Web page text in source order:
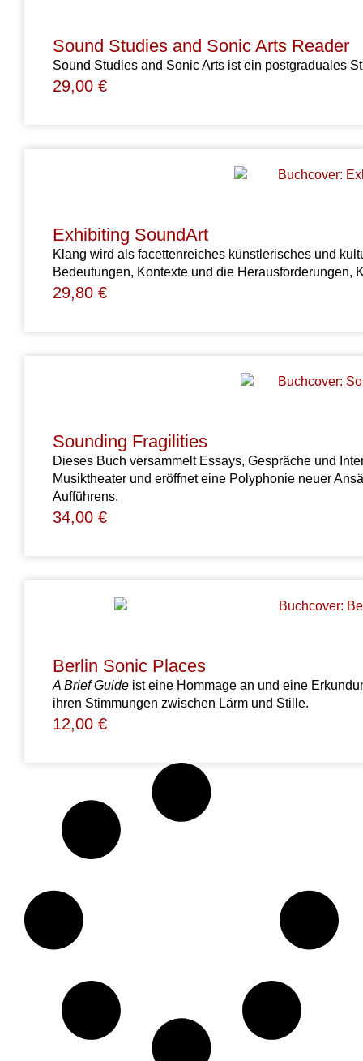
Sound Studies and Sonic Arts Reader
Sound Studies and Sonic Arts ist ein postgraduales
29,00 €
Exhibiting SoundArt
Klang wird als facettenreiches künstlerisches und
Bedeutungen, Kontexte und die Herausforderungen,
29,80 €
Sounding Fragilities
Dieses Buch versammelt Essays, Gespräche und
Musiktheater und eröffnet eine Polyphonie neuer
Aufführens.
34,00 €
Berlin Sonic Places
A Brief Guideist eine Hommage an und eine
ihren Stimmungen zwischen Lärm und Stille.
12,00 €